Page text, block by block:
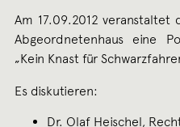
Am 17.09.2012 veranstaltet
Abgeordnetenhaus eine
„Kein Knast für
Es diskutieren:
Dr. Olaf Heischel,